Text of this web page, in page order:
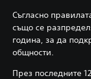
Съгласно
също се
година, за да
общности.
През последните